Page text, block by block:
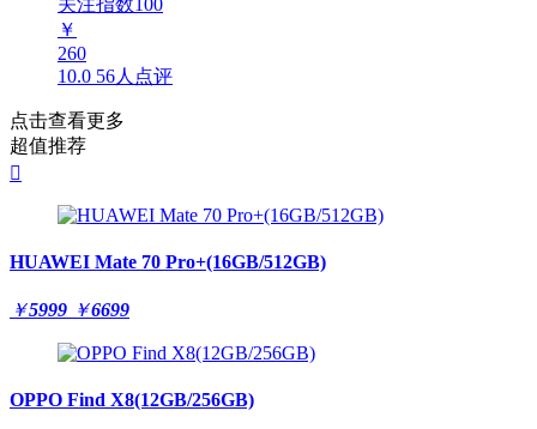
￥
260
10.0 56人点评
点击查看更多
超值推荐

HUAWEI Mate 70 Pro+(16GB/512GB)
￥5999 ￥6699
OPPO Find X8(12GB/256GB)